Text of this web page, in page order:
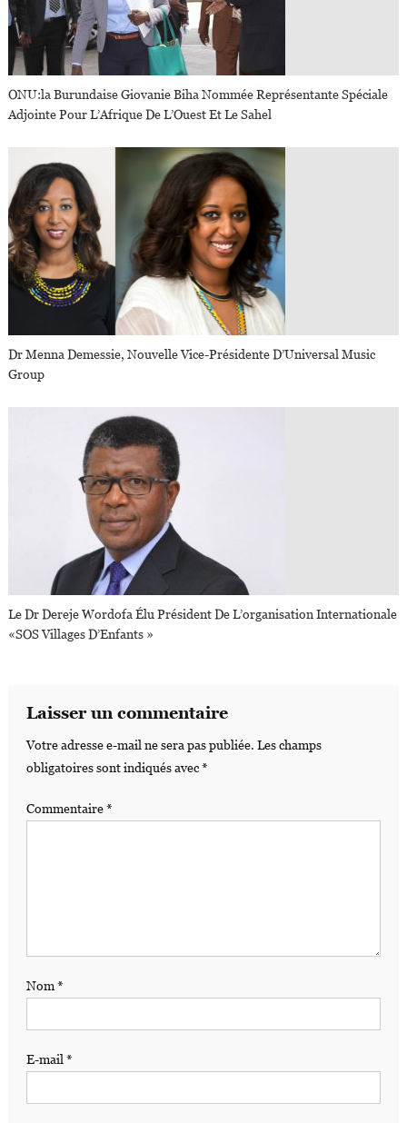
ONU:la Burundaise Giovanie Biha Nommée Représentante Spéciale
Adjointe Pour L’Afrique De L’Ouest Et Le Sahel
Dr Menna Demessie, Nouvelle Vice-Présidente D’Universal Music
Group
Le Dr Dereje Wordofa Élu Président De L’organisation Internationale
«SOS Villages D’Enfants »
Laisser un commentaire
Votre adresse e-mail ne sera pas publiée. Les champs
obligatoires sont indiqués avec*
Commentaire*
Nom*
E-mail *